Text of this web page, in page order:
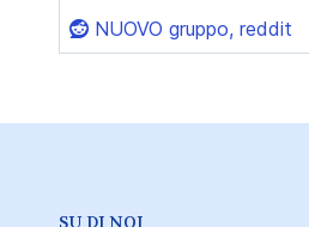
NUOVO gruppo, reddit
SU DI NOI